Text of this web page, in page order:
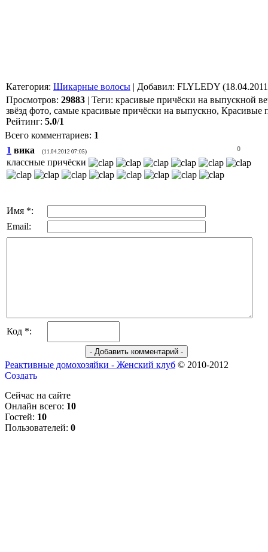
Категория: Шикарные волосы | Добавил: FLYLEDY
Просмотров: 29883 | Теги: красивые причёски на выпускной
звёзд фото, самые красивые причёски на выпускно, Красивые
Рейтинг: 5.0/1
Всего комментариев: 1
0
1 вика (11.04.2012 07:05)
классные причёски
Имя *:
Email:
Код *:
Реактивные домохозяйки - Женский клуб © 2010-2012
Сейчас на сайте
Онлайн всего: 10
Гостей: 10
Пользователей: 0